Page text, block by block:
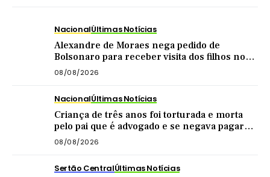
NacionalÚltimas Notícias
Alexandre de Moraes nega pedido de
Bolsonaro para receber visita dos filhos no
dia dos pais
08/08/2026
NacionalÚltimas Notícias
Criança de três anos foi torturada e morta
pelo pai que é advogado e se negava pagar
pensão
08/08/2026
Sertão CentralÚltimas Notícias